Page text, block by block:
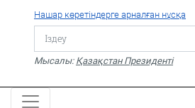
Дені сау ұлт
Спорт
Жалын
Нашар көретіндерге арналған нұсқа
Мысалы: Қазақстан Президенті